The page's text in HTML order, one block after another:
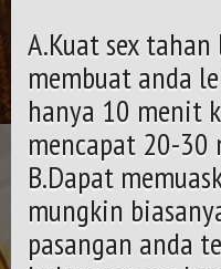
A.Kuat sex tahan
membuat anda
hanya 10 menit
mencapat 20-30
B.Dapat
mungkin
pasangan anda